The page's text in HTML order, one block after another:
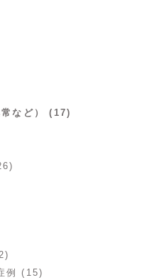
常など） (17)
例 (15)